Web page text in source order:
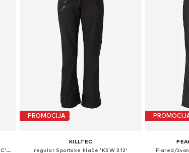
regular Hlače za vanjske uvjete 'FWC'Peak Bib'
PROMOCIJA
KILLTEC
regular Sportske hlače 'KSW 312'
Flared/